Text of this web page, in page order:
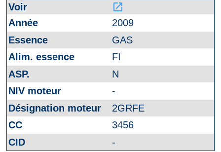
launch
2009
GAS
FI
N
-
2GRFE
3456
-